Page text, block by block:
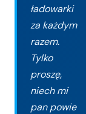
ładowarki
za każdym
razem.
Tylko
proszę,
niech mi
pan powie